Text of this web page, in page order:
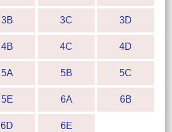
3B 3C 3D
4B 4C 4D
5A 5B 5C
5E 6A 6B
6D 6E